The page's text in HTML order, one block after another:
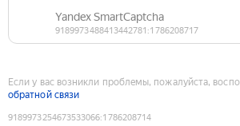
Если у вас возникли проблемы, пожалуйста,
обратной связи
9189973254673533066:1786208714